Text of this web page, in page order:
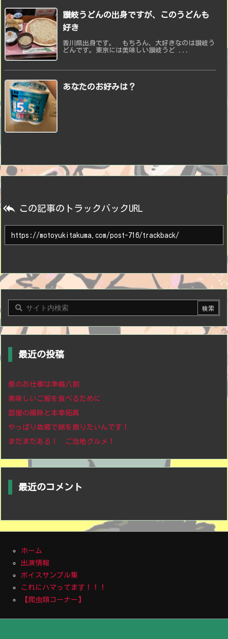
讃岐うどんの出身ですが、このうどんも
好き
香川県出身です。 もちろん、大好きなのは讃岐う
どんです。東京には美味しい讃岐うど ...
あなたのお好みは？
 この記事のトラックバックURL
最近の投稿
僕のお仕事は準備八割
美味しいご飯を食べるために
部屋の掃除と本幸拓真
やっぱり故郷で錦を飾りたいんです！
まだまだある！ ご当地グルメ！
最近のコメント
ホーム
出演情報
ボイスサンプル集
これにハマってます！！！
【爬虫類コーナー】